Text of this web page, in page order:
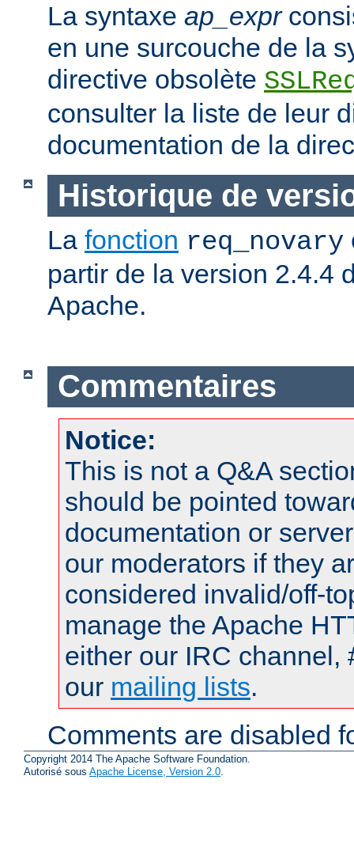
La syntaxe ap_expr
en une surcouche de la
directive obsolète
consulter la liste de leur
documentation de la
Historique de
La fonction req_novary
partir de la version 2.4.4
Apache.
Commentaires
Notice:
This is not a Q&A
should be pointed
documentation or
our moderators if they
considered invalid/off-
manage the Apache
either our IRC channel,
our mailing lists.
Comments are disabled
Copyright 2014 The Apache Software Foundation.
Autorisé sous Apache License, Version 2.0.